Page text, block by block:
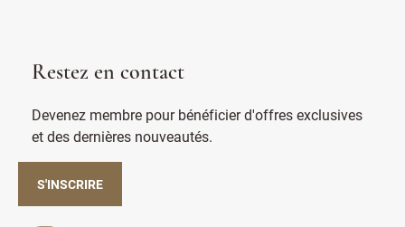
Restez en contact
Devenez membre pour bénéficier d'offres exclusives
et des dernières nouveautés.
S'INSCRIRE